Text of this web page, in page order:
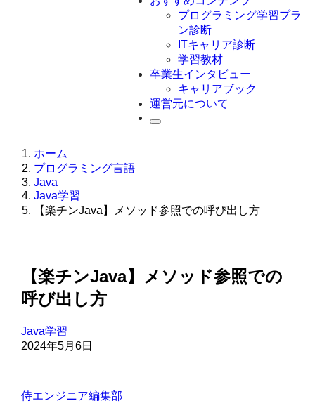
Swift
Ruby
プログラミング学習プラ
ン診断
ITキャリア診断
学習教材
卒業生インタビュー
キャリアブック
運営元について
ホーム
プログラミング言語
Java
Java学習
【楽チンJava】メソッド参照での呼び出し方
【楽チンJava】メソッド参照での
呼び出し方
Java学習
2024年5月6日
侍エンジニア編集部